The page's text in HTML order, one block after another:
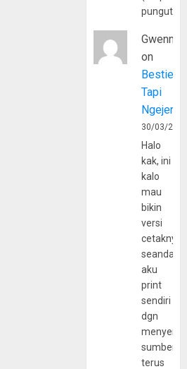
Gwenny
on
Bestie
Tapi
30/03/
Halo
kak, ini
kalo
mau
bikin
versi
cetaknya
aku
print
sendiri
dgn
sumber
terus